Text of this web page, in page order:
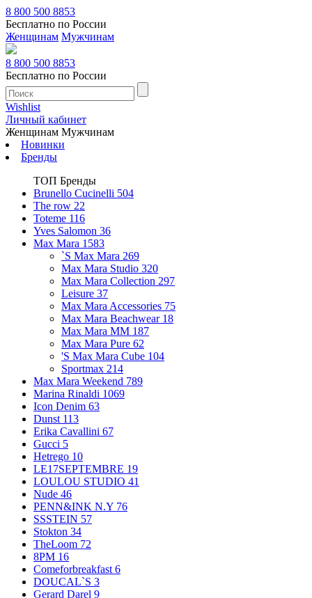
8 800 500 8853
Бесплатно по России
Женщинам Мужчинам
8 800 500 8853
Бесплатно по России
Wishlist
Личный кабинет
Женщинам Мужчинам
Новинки
Бренды
ТОП Бренды
Brunello Cucinelli 504
The row 22
Toteme 116
Yves Salomon 36
Max Mara 1583
`S Max Mara 269
Max Mara Studio 320
Max Mara Collection 297
Leisure 37
Max Mara Accessories 75
Max Mara Beachwear 18
Max Mara MM 187
Max Mara Pure 62
'S Max Mara Cube 104
Sportmax 214
Max Mara Weekend 789
Marina Rinaldi 1069
Icon Denim 63
Dunst 113
Erika Cavallini 67
Gucci 5
Hetrego 10
LE17SEPTEMBRE 19
LOULOU STUDIO 41
Nude 46
PENN&INK N.Y 76
SSSTEIN 57
Stokton 34
TheLoom 72
8PM 16
Comeforbreakfast 6
DOUCAL`S 3
Gerard Darel 9